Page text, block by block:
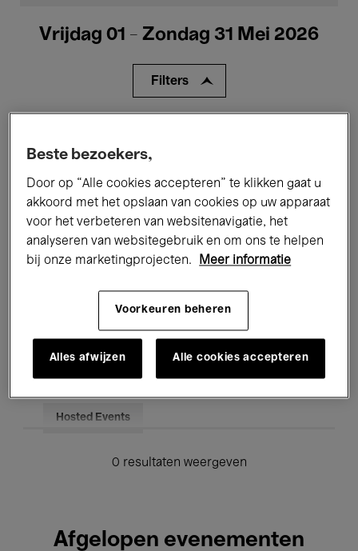
Vrijdag 01 - Zondag 31 Mei 2026
Filters
Performances Lezingen & Debatten
Jazz Klassieke Muziek Global Music
Onderwijs Rondleidingen
Hosted Events
0 resultaten weergeven
Afgelopen evenementen
Beste bezoekers,
Door op “Alle cookies accepteren” te klikken gaat u
akkoord met het opslaan van cookies op uw apparaat
voor het verbeteren van websitenavigatie, het
analyseren van websitegebruik en om ons te helpen
bij onze marketingprojecten.
Meer informatie
Voorkeuren beheren
Alles afwijzen Alle cookies accepteren